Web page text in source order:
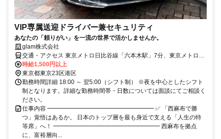
VIP専属送迎ドライバー兼セキュリティ
あなたの「頼りがい」を一流の世界で活かしませんか。
glam株式会社
交通・アクセス 東京メトロ日比谷線「六本木駅」7分、東京メトロ千
代田線「乃木坂駅」7分、都営大江戸線/東京メトロ日比谷線「六本木
駅」8分
時給1,500円以上
東京都東京23区港区
勤務時間詳細 18:00 ～ 翌5:00（シフト制） ※夜を中心としたシフト
制となります。詳細な勤務時間帯・日数については面談にてご相談く
ださい。
仕事内容 ━━━━━━━━━━━━━━━━━━ ✅ 「西麻布で勝
つ」覚悟はあるか。 日本のトップ層を最も身近で支える「人生の特
等席」へ！ ━━━━━━━━━━━━━━━━━━ 西麻布を拠点
に、富裕層向...